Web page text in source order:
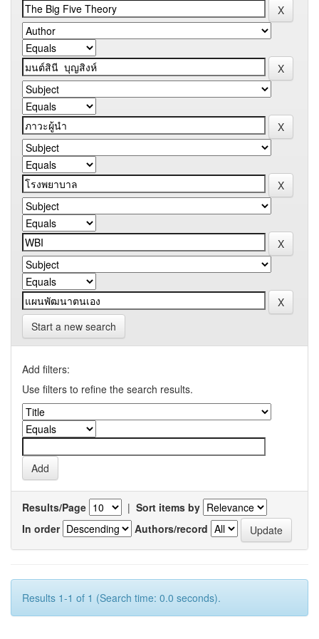
Start a new search
Add filters:
Use filters to refine the search results.
Results/Page | Sort items by
In order
Authors/record
Results 1-1 of 1 (Search time: 0.0 seconds).